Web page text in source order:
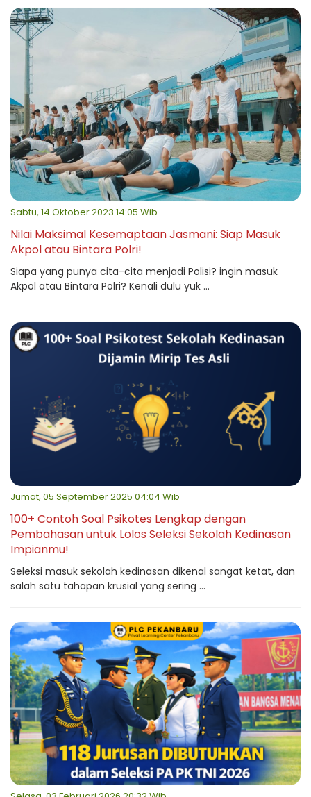
Sabtu, 14 Oktober 2023 14:05 Wib
Nilai Maksimal Kesemaptaan Jasmani: Siap Masuk
Akpol atau Bintara Polri!
Siapa yang punya cita-cita menjadi Polisi? ingin masuk
Akpol atau Bintara Polri? Kenali dulu yuk ...
Jumat, 05 September 2025 04:04 Wib
100+ Contoh Soal Psikotes Lengkap dengan
Pembahasan untuk Lolos Seleksi Sekolah Kedinasan
Impianmu!
Seleksi masuk sekolah kedinasan dikenal sangat ketat, dan
salah satu tahapan krusial yang sering ...